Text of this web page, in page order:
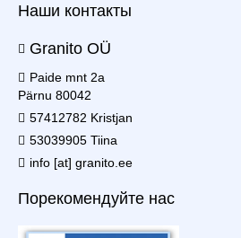
Наши контакты
Granito OÜ
Paide mnt 2a
Pärnu 80042
57412782 Kristjan
53039905 Tiina
info [at] granito.ee
Порекомендуйте нас